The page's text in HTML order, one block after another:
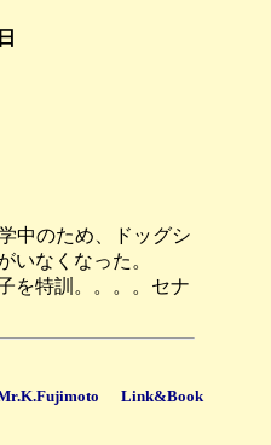
中のため、ドッグシ
いなくなった。
を特訓。。。。セナ
Link&Book